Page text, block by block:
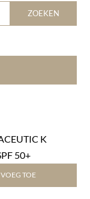
ZOEKEN
VOEG TOE